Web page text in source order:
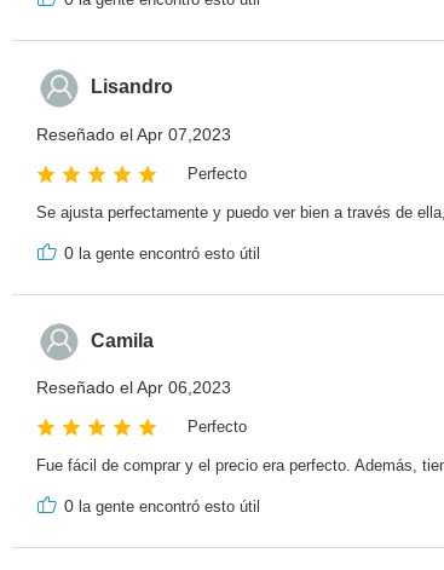
Lisandro
Reseñado el Apr 07,2023
Perfecto
Se ajusta perfectamente y puedo ver bien a través de
0 la gente encontró esto útil
Camila
Reseñado el Apr 06,2023
Perfecto
Fue fácil de comprar y el precio era perfecto. Además,
0 la gente encontró esto útil